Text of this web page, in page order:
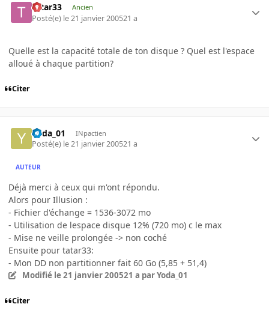
tatar33 Ancien
Posté(e) le 21 janvier 200521 a
Quelle est la capacité totale de ton disque ? Quel est l'espace
alloué à chaque partition?
Citer
Yoda_01 INpactien
Posté(e) le 21 janvier 200521 a
AUTEUR
Déjà merci à ceux qui m'ont répondu.
Alors pour Illusion :
- Fichier d'échange = 1536-3072 mo
- Utilisation de lespace disque 12% (720 mo) c le max
- Mise ne veille prolongée -> non coché
Ensuite pour tatar33:
- Mon DD non partitionner fait 60 Go (5,85 + 51,4)
Modifié le 21 janvier 200521 a par Yoda_01
Citer